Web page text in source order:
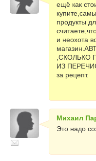
ещё как
продукты
и неохота
,СКОЛЬКО
ИЗ
за рецепт.
Михаил
Это надо